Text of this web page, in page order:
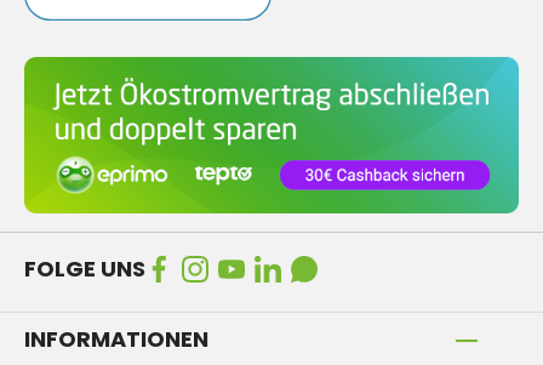
FOLGE UNS
INFORMATIONEN